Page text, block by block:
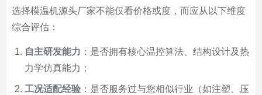
选择模温机源头厂家不能仅看价格或度，而应从以下维度
综合评估：
自主研发能力 ：是否拥有核心温控算法、结构设计及热
力学仿真能力；
工况适配经验：是否服务过与您相似行业（如注塑、压